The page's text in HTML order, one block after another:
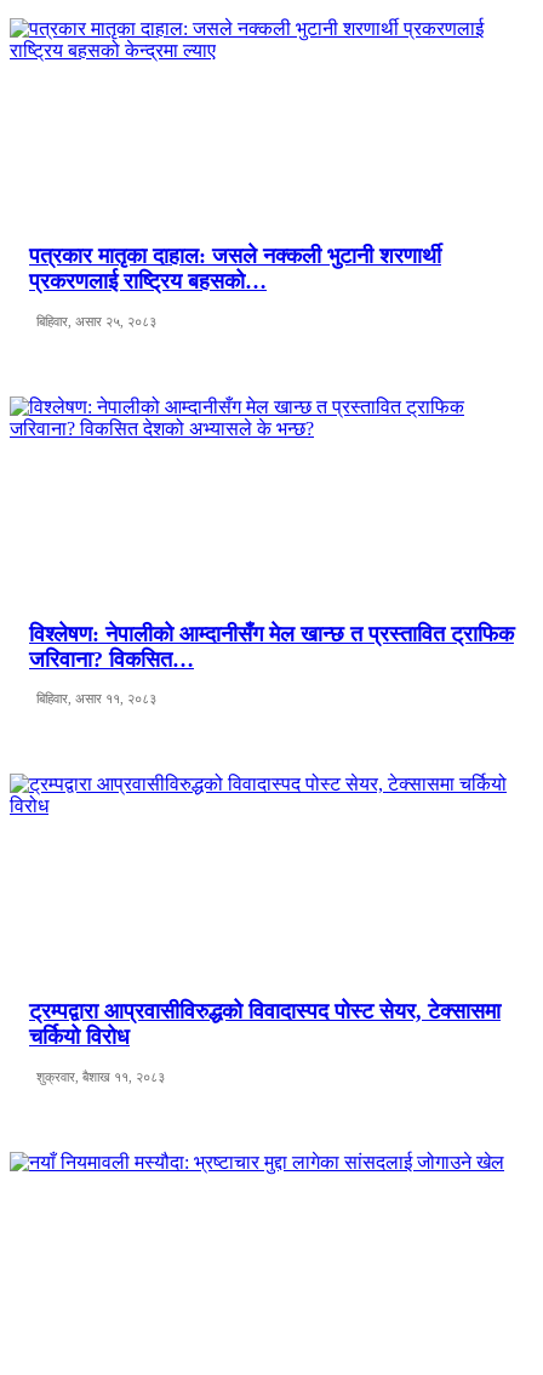
पत्रकार मातृका दाहाल: जसले नक्कली भुटानी शरणार्थी
प्रकरणलाई राष्ट्रिय बहसको…
बिहिवार, असार २५, २०८३
विश्लेषण: नेपालीको आम्दानीसँग मेल खान्छ त प्रस्तावित ट्राफिक
जरिवाना? विकसित…
बिहिवार, असार ११, २०८३
ट्रम्पद्वारा आप्रवासीविरुद्धको विवादास्पद पोस्ट सेयर, टेक्सासमा
चर्कियो विरोध
शुक्रवार, बैशाख ११, २०८३